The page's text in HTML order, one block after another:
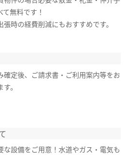
無料です！
張時の経費削減にもおすすめです。
確定後、ご請求書・ご利用案内等をお
。
な設備をご用意！水道やガス・電気も